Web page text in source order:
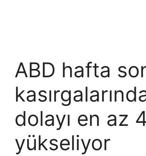
ABD hafta
dolayı en az
yükseliyor